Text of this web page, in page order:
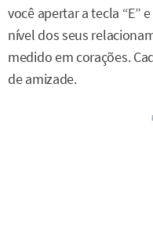
você apertar a tecla “E”
nível dos seus
medido em corações.
de amizade.